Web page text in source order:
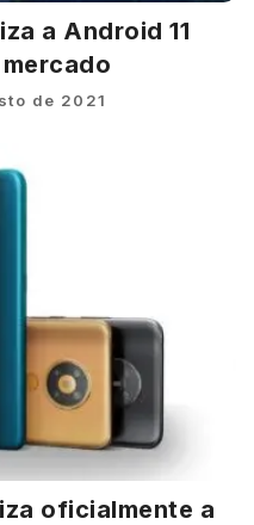
a Android 11
de 2021
oficialmente a